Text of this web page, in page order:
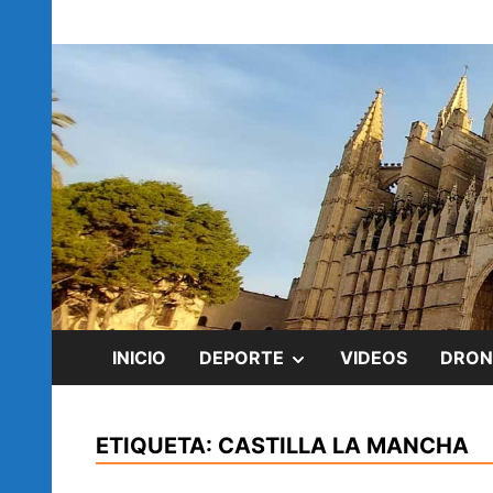
al
INICIO DEPORTE MOSTRAR
SUBMENÚ
VIDEOS DRON
ETIQUETA: CASTILLA LA MANCHA